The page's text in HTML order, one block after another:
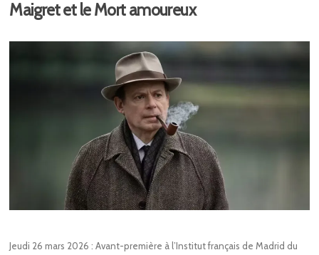
Maigret et le Mort amoureux
Jeudi 26 mars 2026 : Avant-première à l’Institut français de Madrid du